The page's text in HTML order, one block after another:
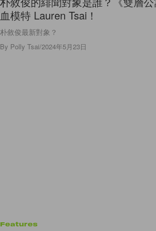
血模特 Lauren Tsai！
朴敘俊最新對象？
By Polly Tsai/2024年5月23日
Features